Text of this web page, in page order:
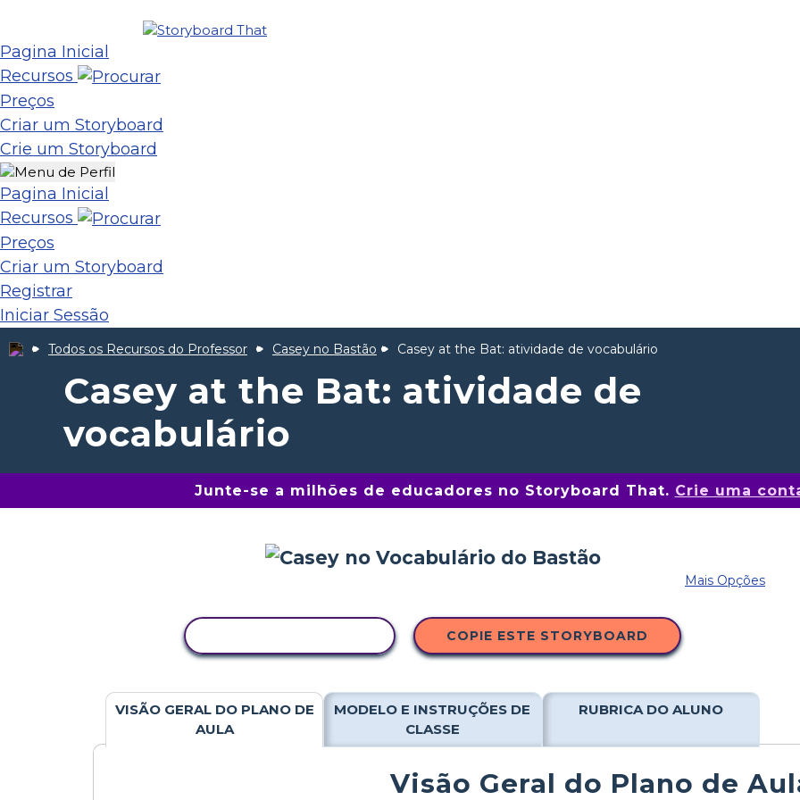
Pagina Inicial
Recursos
Preços
Criar um Storyboard
Crie um Storyboard
Pagina Inicial
Recursos
Preços
Criar um Storyboard
Registrar
Iniciar Sessão
Todos os Recursos do Professor Casey no Bastão Casey at the Bat: atividade de vocabulário
Casey at the Bat: atividade de
vocabulário
Junte-se a milhões de educadores no Storyboard That. Crie uma
Mais Opções
COPIE ESTE STORYBOARD
VISÃO GERAL DO PLANO DE
AULA
MODELO E INSTRUÇÕES DE
CLASSE
RUBRICA DO ALUNO
Visão Geral do Plano de